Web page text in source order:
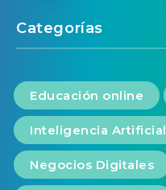
Categorías
Educación online
Inteligencia Artificial
Negocios Digitales